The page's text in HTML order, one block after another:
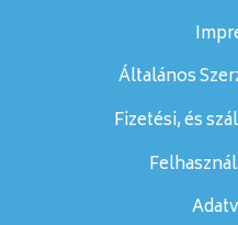
Általános
Fizetési, és